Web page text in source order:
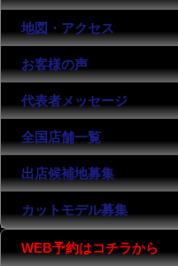
地図・アクセス
お客様の声
代表者メッセージ
全国店舗一覧
出店候補地募集
カットモデル募集
WEB予約はコチラから